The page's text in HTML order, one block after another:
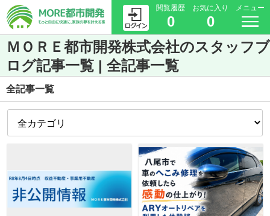
閲覧履歴
0
お気に入り
0
メニュー
ＭＯＲＥ都市開発株式会社のスタッフブ
ログ記事一覧 | 全記事一覧
全記事一覧